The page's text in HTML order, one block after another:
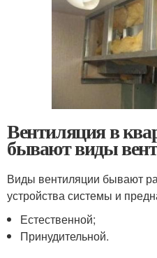
Вентиляция в
бывают виды
Виды вентиляции бывают
устройства системы и
Естественной;
Принудительной.